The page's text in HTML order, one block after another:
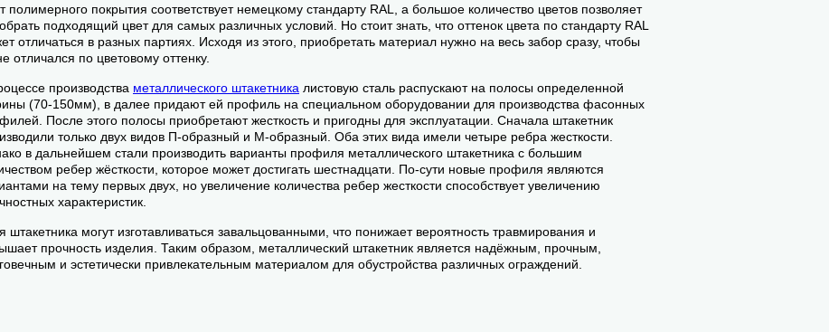
полимерного покрытия соответствует немецкому стандарту RAL, а большое количество цветов позволяет
подходящий цвет для самых различных условий. Но стоит знать, что оттенок цвета по стандарту RAL
отличаться в разных партиях. Исходя из этого, приобретать материал нужно на весь забор сразу, чтобы
отличался по цветовому оттенку.
производства металлического штакетника листовую сталь распускают на полосы определенной
(70-150мм), в далее придают ей профиль на специальном оборудовании для производства фасонных
После этого полосы приобретают жесткость и пригодны для эксплуатации. Сначала штакетник
только двух видов П-образный и М-образный. Оба этих вида имели четыре ребра жесткости.
в дальнейшем стали производить варианты профиля металлического штакетника с большим
ребер жёсткости, которое может достигать шестнадцати. По-сути новые профиля являются
на тему первых двух, но увеличение количества ребер жесткости способствует увеличению
характеристик.
штакетника могут изготавливаться завальцованными, что понижает вероятность травмирования и
прочность изделия. Таким образом, металлический штакетник является надёжным, прочным,
и эстетически привлекательным материалом для обустройства различных ограждений.